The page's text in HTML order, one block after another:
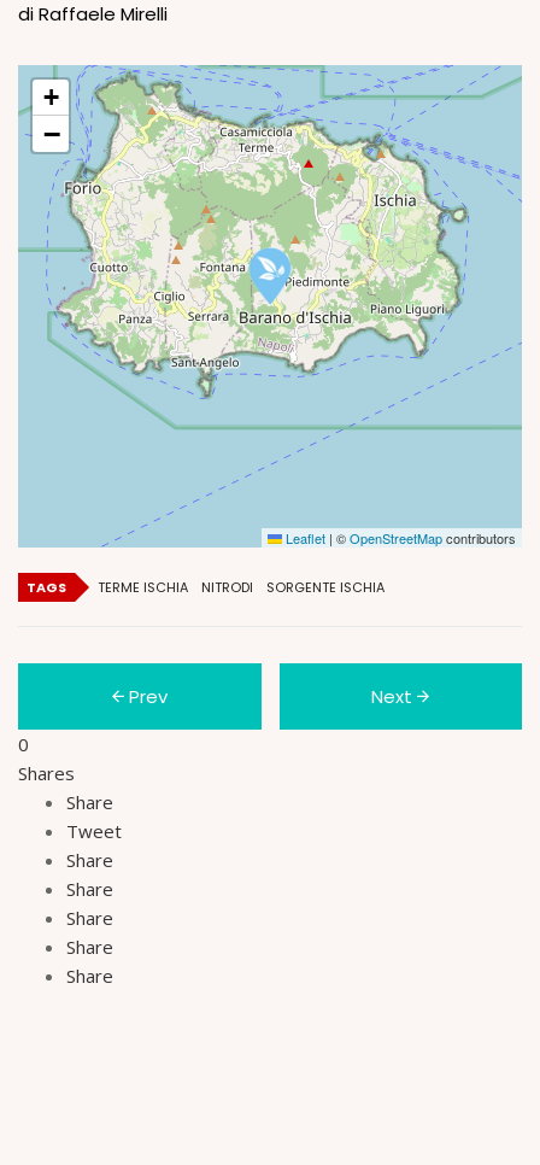
di Raffaele Mirelli
+
−
Leaflet | ©OpenStreetMapcontributors
TAGS TERME ISCHIA NITRODI SORGENTE ISCHIA
Prev Next
0
Shares
Share
Tweet
Share
Share
Share
Share
Share